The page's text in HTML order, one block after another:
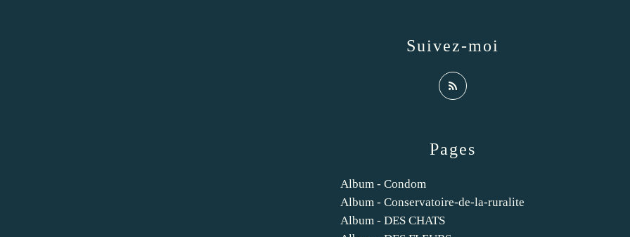
Pages
Album - Condom
Album - Conservatoire-de-la-ruralite
Album - DES CHATS
Suivez-moi